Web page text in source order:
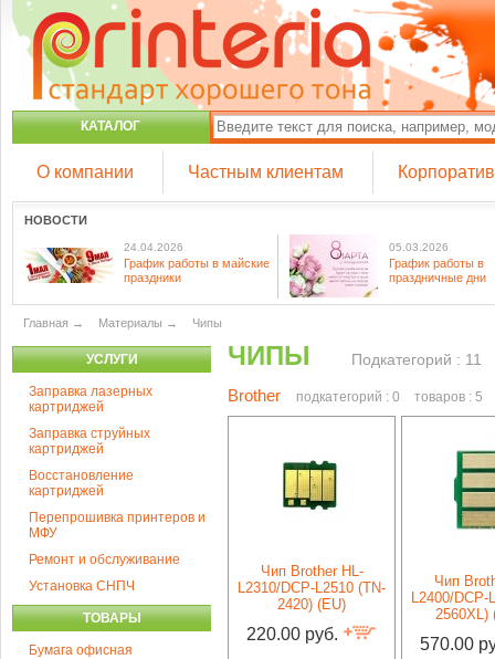
КАТАЛОГ
О компании Частным клиентам
НОВОСТИ
24.04.2026
График работы в майские
праздники
05.03.2026
График работы в
праздничные дни
Главная → Материалы → Чипы
УСЛУГИ
Заправка лазерных
картриджей
Заправка струйных
картриджей
Восстановление
картриджей
Перепрошивка принтеров и
МФУ
Ремонт и обслуживание
Установка СНПЧ
ТОВАРЫ
Бумага офисная
ЧИПЫ Подкатегорий : 11
Brother подкатегорий : 0 товаров : 5
Чип Brother HL-
L2310/DCP-L2510 (TN-
2420) (EU)
220.00 руб.
Чип
L2400/DCP-
2560XL)
570.00